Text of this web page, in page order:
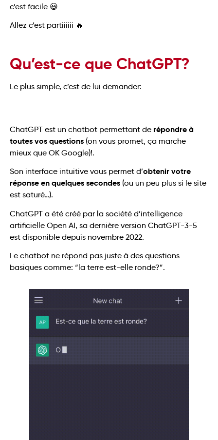
c’est facile 😃
Allez c’est partiiiiii 🔥
Qu’est-ce que ChatGPT?
Le plus simple, c’est de lui demander:
ChatGPT est un chatbot permettant de répondre à
toutes vos questions (on vous promet, ça marche
mieux que OK Google)!.
Son interface intuitive vous permet d’obtenir votre
réponse en quelques secondes (ou un peu plus si le site
est saturé…).
ChatGPT a été créé par la société d’intelligence
artificielle Open AI, sa dernière version ChatGPT-3-5
est disponible depuis novembre 2022.
Le chatbot ne répond pas juste à des questions
basiques comme: “la terre est-elle ronde?”.